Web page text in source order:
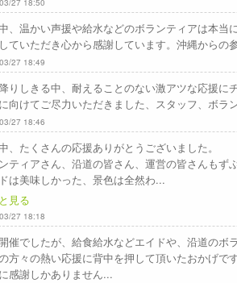
27 18:50
、温かい声援や給水などのボランティアは本当
ていただき心から感謝しています。沖縄からの
27 18:49
りしきる中、耐えることのない激アツな応援に
向けてご尽力いただきました、スタッフ、ボラ
27 18:46
、たくさんの応援ありがとうございました。
ティアさん、沿道の皆さん、運営の皆さんもず
は美味しかった、景色は全然わ...
見る
27 18:18
催でしたが、給食給水などエイドや、沿道のボ
方々の熱い応援に背中を押して頂いたおかげです
感謝しかありません...